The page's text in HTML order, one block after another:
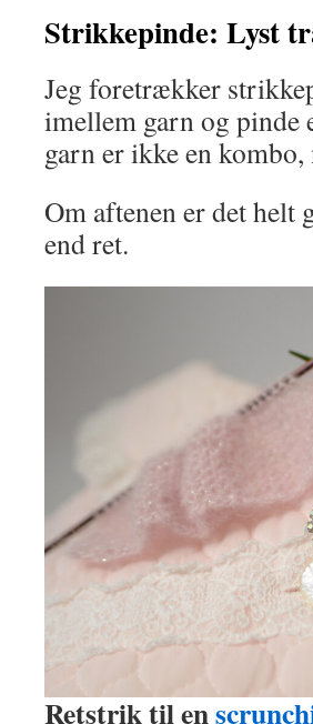
Strikkepinde: Lyst
Jeg foretrækker
imellem garn og
garn er ikke en
Om aftenen er det helt
end ret.
Retstrik til en